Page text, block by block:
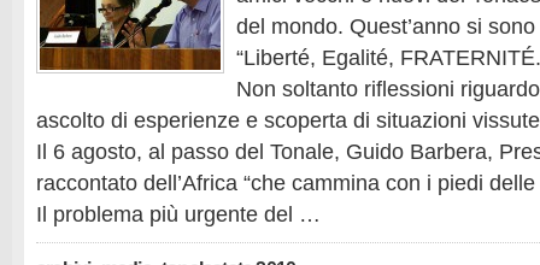
del mondo. Quest’anno si
“Liberté, Egalité, FRATERNITÉ.
Non soltanto riflessioni
ascolto di esperienze e scoperta di situazioni
Il 6 agosto, al passo del Tonale, Guido Barbera,
raccontato dell’Africa “che cammina con i piedi delle
Il problema più urgente del …